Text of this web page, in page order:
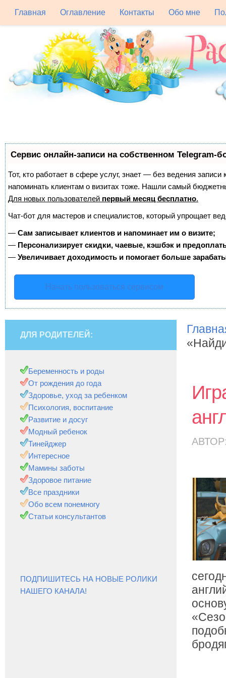
Главная Оглавление Контакты Обо мне
Сервис онлайн-записи на собственном Telegram-
Тот, кто работает в сфере услуг, знает — без ведения
напоминать клиентам о визитах тоже. Нашли самый
Для новых пользователей первый месяц бесплатно.
Чат-бот для мастеров и специалистов, который упрощает
— Сам записывает клиентов и напоминает им о визите;
— Персонализирует скидки, чаевые, кэшбэк и
— Увеличивает доходимость и помогает больше
Начать пользоваться сервисом
ДЛЯ РОДИТЕЛЕЙ:
Беременность и роды
От рождения до года
Здоровье, уход за ребенком
Психология, воспитание
Развитие и досуг
Модный ребенок
Тинейджер
Интересное
Мамины заботы
Здоровое питание
Все праздники
Обо всем понемногу
Статьи консультантов
ПОДПИШИТЕСЬ НА НОВЫЕ РОЛИКИ
НАШЕГО КАНАЛА!